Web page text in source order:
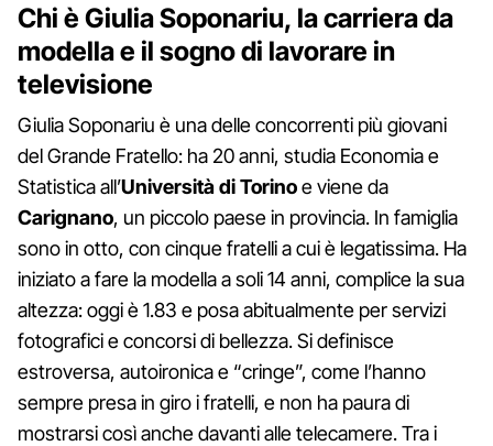
Chi è Giulia Soponariu, la carriera da
modella e il sogno di lavorare in
televisione
Giulia Soponariu è una delle concorrenti più giovani
del Grande Fratello: ha 20 anni, studia Economia e
Statistica all’Università di Torinoe viene da
Carignano, un piccolo paese in provincia. In famiglia
sono in otto, con cinque fratelli a cui è legatissima. Ha
iniziato a fare la modella a soli 14 anni, complice la sua
altezza: oggi è 1.83 e posa abitualmente per servizi
fotografici e concorsi di bellezza. Si definisce
estroversa, autoironica e “cringe”, come l’hanno
sempre presa in giro i fratelli, e non ha paura di
mostrarsi così anche davanti alle telecamere. Tra i